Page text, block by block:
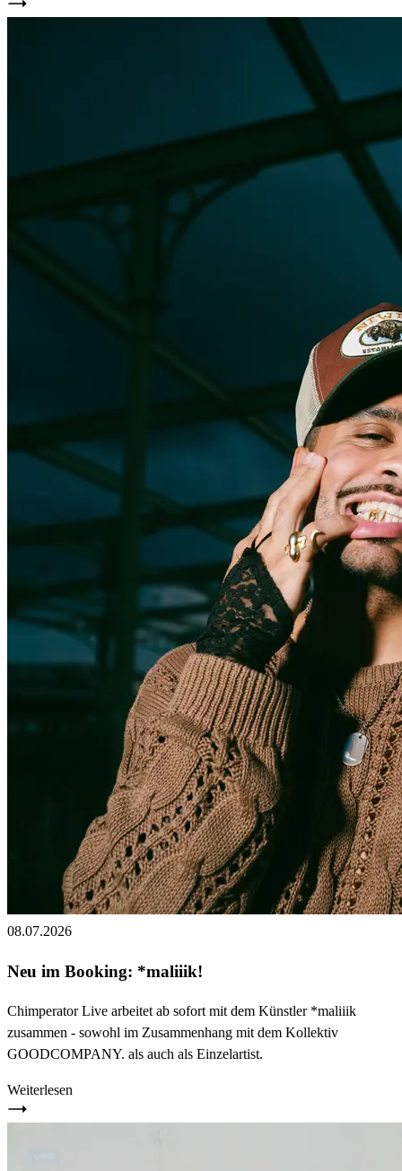
08.07.2026
Neu im Booking: *maliiik!
Chimperator Live arbeitet ab sofort mit dem Künstler *maliiik
zusammen - sowohl im Zusammenhang mit dem Kollektiv
GOODCOMPANY. als auch als Einzelartist.
Weiterlesen